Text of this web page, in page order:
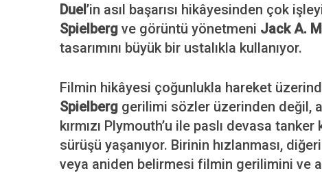
Duel’in asıl başarısı hikâyesinden çok
Spielberg ve görüntü yönetmeni Jack A.
tasarımını büyük bir ustalıkla kullanıyor.
Filmin hikâyesi çoğunlukla hareket
Spielberg gerilimi sözler üzerinden değil,
kırmızı Plymouth’u ile paslı devasa
sürüşü yaşanıyor. Birinin hızlanması,
veya aniden belirmesi filmin gerilimini ve